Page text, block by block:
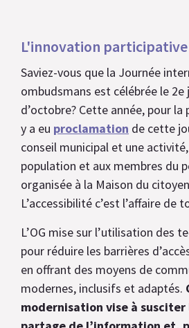
L'innovation participative
Saviez-vous que la Journée
ombudsmans est célébrée le 2e
d’octobre? Cette année, pour
y a eu proclamation de cette
conseil municipal et une
population et aux membres du
organisée à la Maison du
L’accessibilité c’est l’affaire de
L’OG mise sur l’utilisation des
pour réduire les barrières
en offrant des moyens de
modernes, inclusifs et adaptés.
modernisation vise à